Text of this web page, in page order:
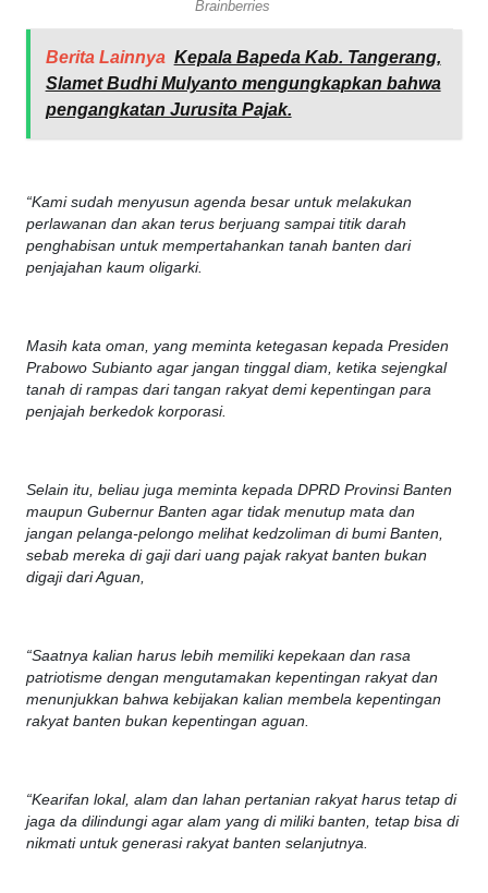
Berita Lainnya Kepala Bapeda Kab. Tangerang,
Slamet Budhi Mulyanto mengungkapkan bahwa
pengangkatan Jurusita Pajak.
“Kami sudah menyusun agenda besar untuk melakukan
perlawanan dan akan terus berjuang sampai titik darah
penghabisan untuk mempertahankan tanah banten dari
penjajahan kaum oligarki.
Masih kata oman, yang meminta ketegasan kepada Presiden
Prabowo Subianto agar jangan tinggal diam, ketika sejengkal
tanah di rampas dari tangan rakyat demi kepentingan para
penjajah berkedok korporasi.
Selain itu, beliau juga meminta kepada DPRD Provinsi Banten
maupun Gubernur Banten agar tidak menutup mata dan
jangan pelanga-pelongo melihat kedzoliman di bumi Banten,
sebab mereka di gaji dari uang pajak rakyat banten bukan
digaji dari Aguan,
“Saatnya kalian harus lebih memiliki kepekaan dan rasa
patriotisme dengan mengutamakan kepentingan rakyat dan
menunjukkan bahwa kebijakan kalian membela kepentingan
rakyat banten bukan kepentingan aguan.
“Kearifan lokal, alam dan lahan pertanian rakyat harus tetap di
jaga da dilindungi agar alam yang di miliki banten, tetap bisa di
nikmati untuk generasi rakyat banten selanjutnya.